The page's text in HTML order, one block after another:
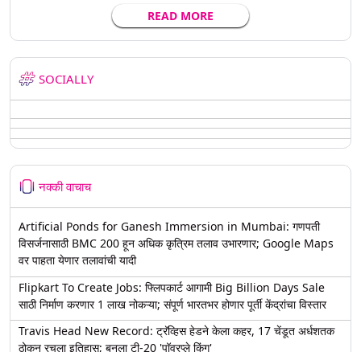
READ MORE
SOCIALLY
नक्की वाचाच
Artificial Ponds for Ganesh Immersion in Mumbai: गणपती
विसर्जनासाठी BMC 200 हून अधिक कृत्रिम तलाव उभारणार; Google Maps
वर पाहता येणार तलावांची यादी
Flipkart To Create Jobs: फ्लिपकार्ट आगामी Big Billion Days Sale
साठी निर्माण करणार 1 लाख नोकऱ्या; संपूर्ण भारतभर होणार पूर्ती केंद्रांचा विस्तार
Travis Head New Record: ट्रॅव्हिस हेडने केला कहर, 17 चेंडूत अर्धशतक
ठोकून रचला इतिहास; बनला टी-20 'पॉवरप्ले किंग'